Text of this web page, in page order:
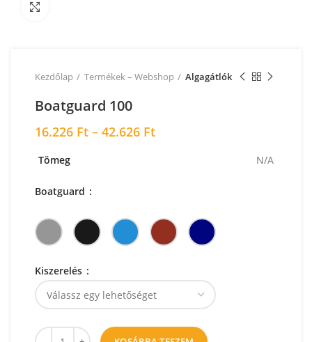
Kezdőlap Termékek – Webshop Algagátlók
Boatguard 100
16.226 Ft – 42.626 Ft
Tömeg N/A
Boatguard
Kiszerelés